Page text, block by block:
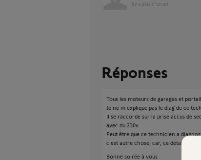
il y a plus d'un an
Réponses
Tous les moteurs de garages et
Je ne m'explique pas le diag de ce
Il se raccorde sur la prise accus de
avec du 230v.
Peut être que ce technicien a
c'est autre chose; car, ce détail est
Bonne soirée à vous